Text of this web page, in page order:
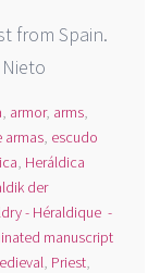
from Spain.
, armor, arms,
armas, escudo
, Heráldica
der
- Héraldique -
manuscript
, Priest,